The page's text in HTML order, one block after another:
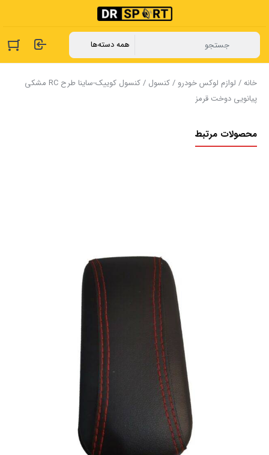
خانه/ لوازم لوکس خودرو /کنسول
/ ‏کنسول کوییک-ساینا طرح RC مشکی
پیانویی دوخت قرمز
محصولات مرتبط